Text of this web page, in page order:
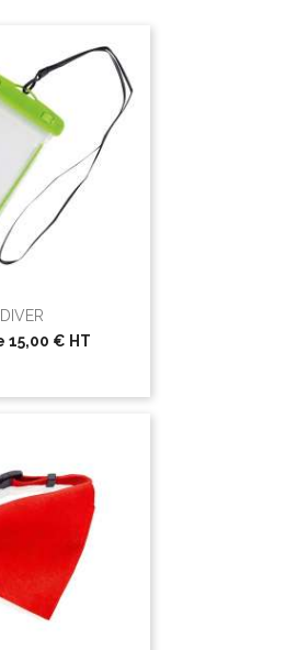
15,00 € HT